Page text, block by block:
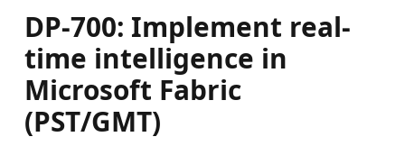
DP-700: Implement real-
time intelligence in
Microsoft Fabric
(PST/GMT)